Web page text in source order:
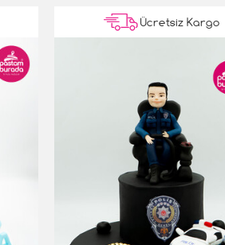
harikaydı ve tam saatinde geldiği
çok ilgilendi ve benim isteklerimi
Ücretsiz Kargo